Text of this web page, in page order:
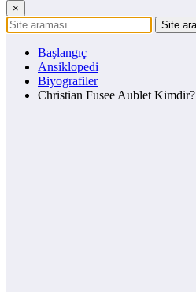
×
Başlangıç
Ansiklopedi
Biyografiler
Christian Fusee Aublet Kimdir?